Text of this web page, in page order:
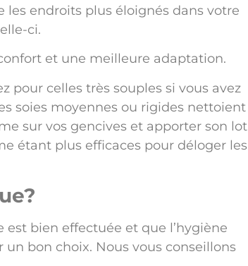
les endroits plus éloignés dans votre
ci.
et une meilleure adaptation.
pour celles très souples si vous avez
soies moyennes ou rigides nettoient
sur vos gencives et apporter son lot
étant plus efficaces pour déloger les
est bien effectuée et que l’hygiène
un bon choix. Nous vous conseillons